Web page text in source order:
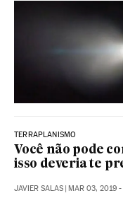
TERRAPLANISMO
Você não pode
isso deveria te
JAVIER SALAS | MAR 03, 2019 -